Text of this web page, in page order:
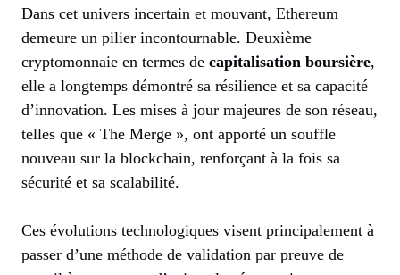
Dans cet univers incertain et mouvant, Ethereum
demeure un pilier incontournable. Deuxième
cryptomonnaie en termes de capitalisation boursière,
elle a longtemps démontré sa résilience et sa capacité
d’innovation. Les mises à jour majeures de son réseau,
telles que « The Merge », ont apporté un souffle
nouveau sur la blockchain, renforçant à la fois sa
sécurité et sa scalabilité.
Ces évolutions technologiques visent principalement à
passer d’une méthode de validation par preuve de